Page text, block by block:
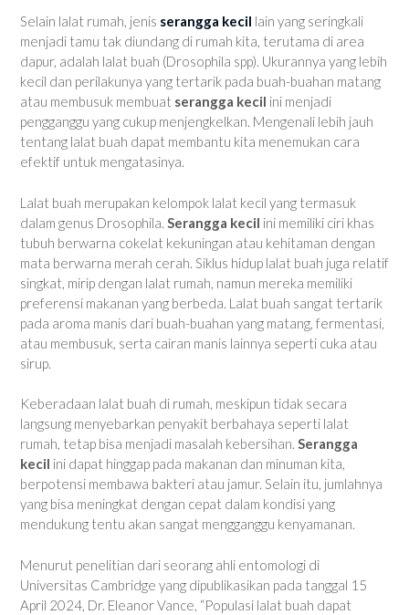
Selain lalat rumah, jenis serangga kecil lain yang seringkali
menjadi tamu tak diundang di rumah kita, terutama di area
dapur, adalah lalat buah (Drosophila spp). Ukurannya yang lebih
kecil dan perilakunya yang tertarik pada buah-buahan matang
atau membusuk membuat serangga kecil ini menjadi
pengganggu yang cukup menjengkelkan. Mengenali lebih jauh
tentang lalat buah dapat membantu kita menemukan cara
efektif untuk mengatasinya.
Lalat buah merupakan kelompok lalat kecil yang termasuk
dalam genus Drosophila. Serangga kecil ini memiliki ciri khas
tubuh berwarna cokelat kekuningan atau kehitaman dengan
mata berwarna merah cerah. Siklus hidup lalat buah juga relatif
singkat, mirip dengan lalat rumah, namun mereka memiliki
preferensi makanan yang berbeda. Lalat buah sangat tertarik
pada aroma manis dari buah-buahan yang matang, fermentasi,
atau membusuk, serta cairan manis lainnya seperti cuka atau
sirup.
Keberadaan lalat buah di rumah, meskipun tidak secara
langsung menyebarkan penyakit berbahaya seperti lalat
rumah, tetap bisa menjadi masalah kebersihan. Serangga
kecil ini dapat hinggap pada makanan dan minuman kita,
berpotensi membawa bakteri atau jamur. Selain itu, jumlahnya
yang bisa meningkat dengan cepat dalam kondisi yang
mendukung tentu akan sangat mengganggu kenyamanan.
Menurut penelitian dari seorang ahli entomologi di
Universitas Cambridge yang dipublikasikan pada tanggal 15
April 2024, Dr. Eleanor Vance, “Populasi lalat buah dapat